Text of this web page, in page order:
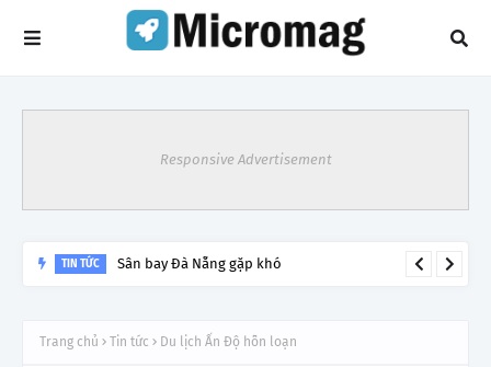
Responsive Advertisement
TIN TỨC Sân bay Đà Nẵng gặp khó
Trang chủ Tin tức Du lịch Ấn Độ hỗn loạn